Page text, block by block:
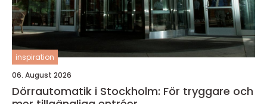
inspiration
06. August 2026
Dörrautomatik i Stockholm: För tryggare och